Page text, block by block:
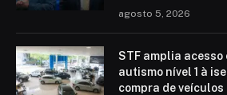
agosto 5, 2026
STF amplia acesso
autismo nível 1 à
compra de veículos